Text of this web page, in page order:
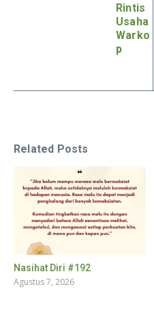
Rintis
Usaha
Warko
p
Related Posts
Nasihat Diri #192
Agustus 7, 2026